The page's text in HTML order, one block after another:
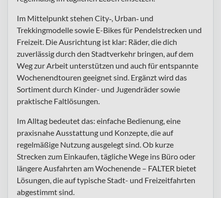
Im Mittelpunkt stehen City‑, Urban‑ und
Trekkingmodelle sowie E-Bikes für Pendelstrecken und
Freizeit. Die Ausrichtung ist klar: Räder, die dich
zuverlässig durch den Stadtverkehr bringen, auf dem
Weg zur Arbeit unterstützen und auch für entspannte
Wochenendtouren geeignet sind. Ergänzt wird das
Sortiment durch Kinder- und Jugendräder sowie
praktische Faltlösungen.
Im Alltag bedeutet das: einfache Bedienung, eine
praxisnahe Ausstattung und Konzepte, die auf
regelmäßige Nutzung ausgelegt sind. Ob kurze
Strecken zum Einkaufen, tägliche Wege ins Büro oder
längere Ausfahrten am Wochenende – FALTER bietet
Lösungen, die auf typische Stadt- und Freizeitfahrten
abgestimmt sind.